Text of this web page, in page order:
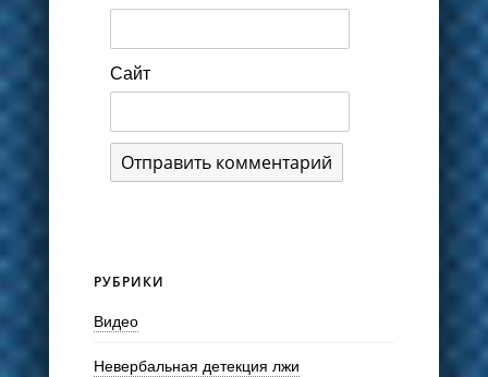
Сайт
РУБРИКИ
Видео
Невербальная детекция лжи